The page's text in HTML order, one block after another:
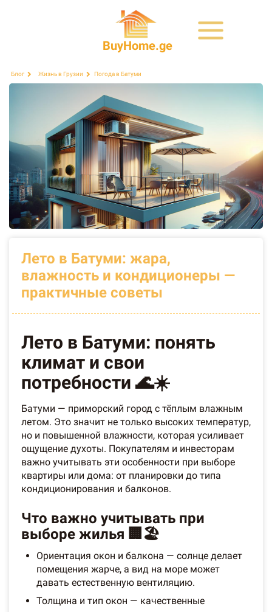
BuyHome.ge
Блог Жизнь в Грузии Погода в Батуми
Лето в Батуми: жара,
влажность и кондиционеры —
практичные советы
Лето в Батуми: понять
климат и свои
потребности 🌊☀️
Батуми — приморский город с тёплым влажным
летом. Это значит не только высоких температур,
но и повышенной влажности, которая усиливает
ощущение духоты. Покупателям и инвесторам
важно учитывать эти особенности при выборе
квартиры или дома: от планировки до типа
кондиционирования и балконов.
Что важно учитывать при
выборе жилья 🏢🏖️
Ориентация окон и балкона — солнце делает
помещения жарче, а вид на море может
давать естественную вентиляцию.
Толщина и тип окон — качественные